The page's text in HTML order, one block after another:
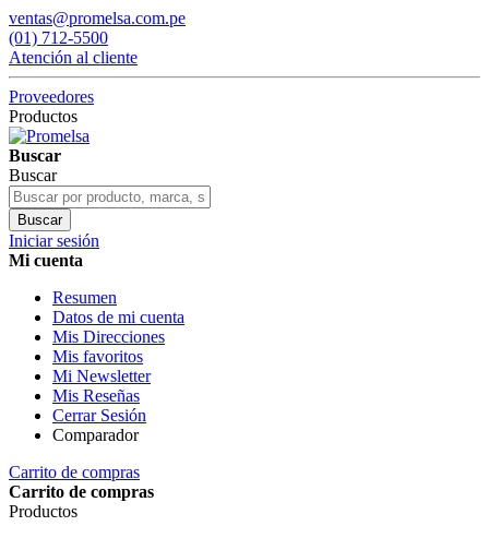
ventas@promelsa.com.pe
(01) 712-5500
Atención al cliente
Proveedores
Productos
Buscar
Buscar
Buscar
Iniciar sesión
Mi cuenta
Resumen
Datos de mi cuenta
Mis Direcciones
Mis favoritos
Mi Newsletter
Mis Reseñas
Cerrar Sesión
Comparador
Carrito de compras
Carrito de compras
Productos